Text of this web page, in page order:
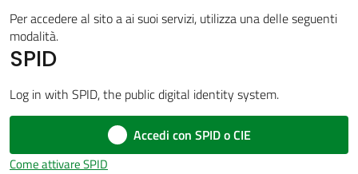
Vivere
l'Unione
Amministrazione
trasparente
Per accedere al sito a ai suoi servizi, utilizza una delle seguenti
modalità.
SPID
Log in with SPID, the public digital identity system.
Accedi con SPID o CIE
Come attivare SPID